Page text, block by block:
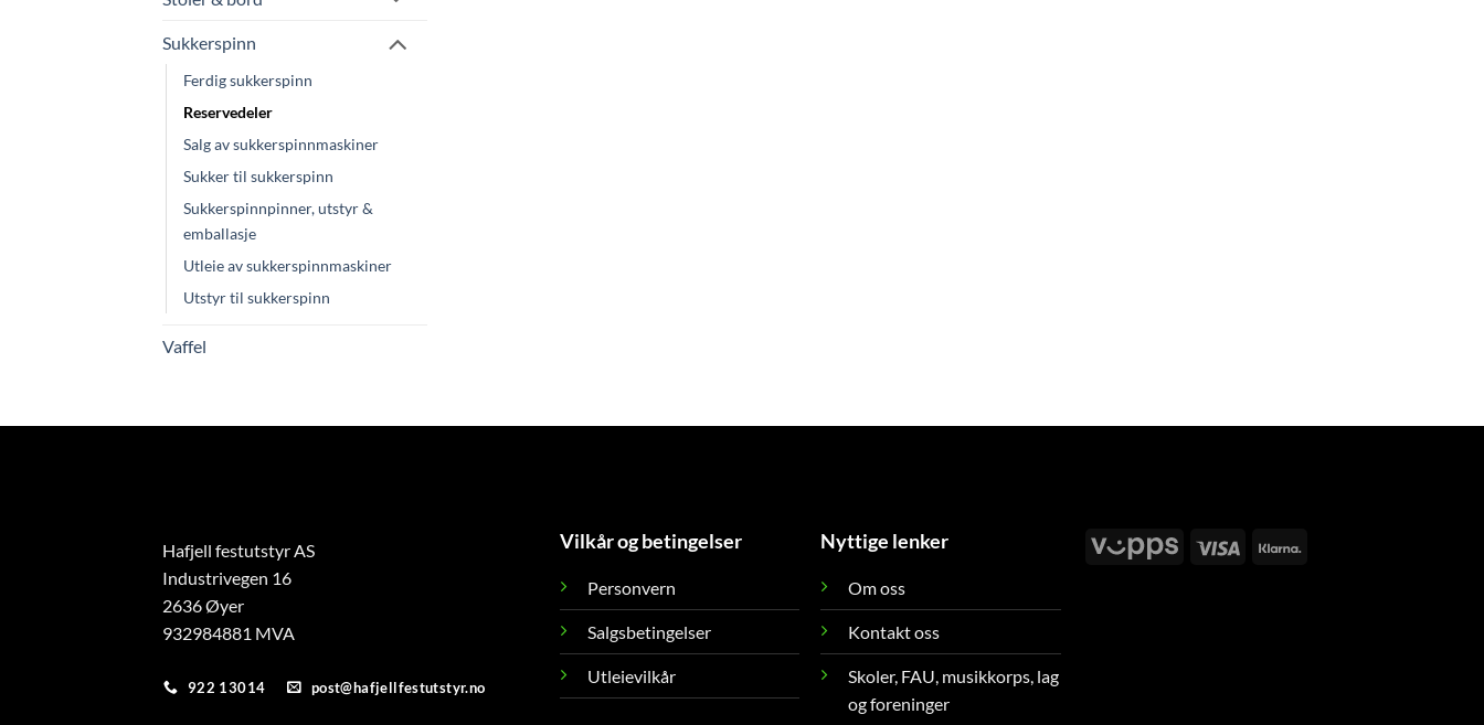
Sukkerspinn
Ferdig sukkerspinn
Reservedeler
Salg av sukkerspinnmaskiner
Sukker til sukkerspinn
Sukkerspinnpinner, utstyr &
emballasje
Utleie av sukkerspinnmaskiner
Utstyr til sukkerspinn
Vaffel
Hafjell festutstyr AS
Industrivegen 16
2636 Øyer
932984881 MVA
922 13014 post@hafjellfestutstyr.no
Vilkår og betingelser
Personvern
Salgsbetingelser
Utleievilkår
Nyttige lenker
Om oss
Kontakt oss
Skoler, FAU, musikkorps, lag
og foreninger
Vipps Visa